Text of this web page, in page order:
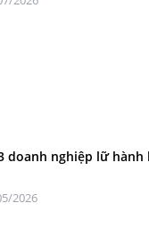
doanh nghiệp lữ
2026